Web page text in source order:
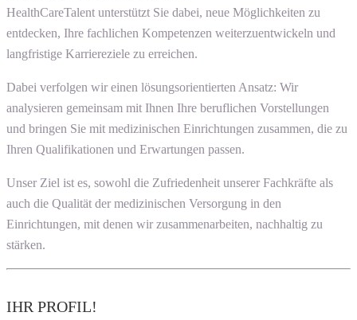
HealthCareTalent unterstützt Sie dabei, neue Möglichkeiten zu
entdecken, Ihre fachlichen Kompetenzen weiterzuentwickeln und
langfristige Karriereziele zu erreichen.
Dabei verfolgen wir einen lösungsorientierten Ansatz: Wir
analysieren gemeinsam mit Ihnen Ihre beruflichen Vorstellungen
und bringen Sie mit medizinischen Einrichtungen zusammen, die zu
Ihren Qualifikationen und Erwartungen passen.
Unser Ziel ist es, sowohl die Zufriedenheit unserer Fachkräfte als
auch die Qualität der medizinischen Versorgung in den
Einrichtungen, mit denen wir zusammenarbeiten, nachhaltig zu
stärken.
IHR PROFIL!